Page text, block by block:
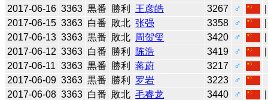
2017-06-16 3363 黒番 勝利 王彦皓 3267 ♂
2017-06-15 3363 白番 敗北 张强 3358 ♂
2017-06-13 3363 黒番 敗北 周贺玺 3420 ♂
2017-06-12 3363 白番 勝利 陈浩 3419 ♂
2017-06-11 3363 黒番 勝利 蒋蔚 3217
♂
2017-06-09 3363 黒番 勝利 罗岩 3223
♂
2017-06-08 3363 白番 敗北 毛睿龙 3440 ♂